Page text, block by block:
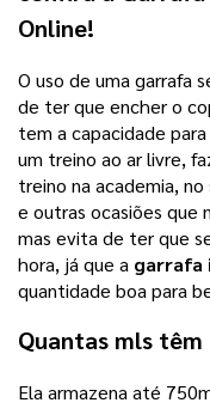
Online!
O uso de uma garrafa
de ter que encher o
tem a capacidade
um treino ao ar livre,
treino na academia,
e outras ocasiões que
mas evita de ter que
hora, já que a garrafa
quantidade boa para
Quantas mls
Ela armazena até